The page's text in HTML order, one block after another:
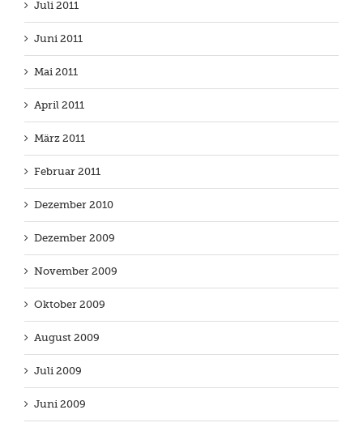
Juli 2011
Juni 2011
Mai 2011
April 2011
März 2011
Februar 2011
Dezember 2010
Dezember 2009
November 2009
Oktober 2009
August 2009
Juli 2009
Juni 2009